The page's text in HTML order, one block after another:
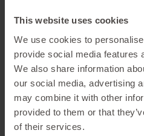
This website uses cookies
We use cookies to
provide social media features
We also share information
our social media, advertising
may combine it with other
provided to them or that
of their services.
Voraussetzungen zur
Sedus